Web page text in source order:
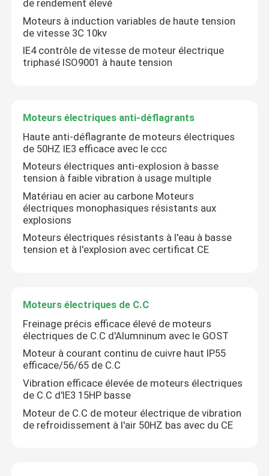
Produits
Vidéos
Au sujet de nous
Contrôle de qualité
Contactez-nous
Demandez une citation
Moteur électrique de rendement élevé
de rendement élevé
Moteurs à induction variables de haute tension
de vitesse 3C 10kv
IE4 contrôle de vitesse de moteur électrique
triphasé ISO9001 à haute tension
Moteurs électriques anti-déflagrants
Haute anti-déflagrante de moteurs électriques
de 50HZ IE3 efficace avec le ccc
Moteurs électriques anti-explosion à basse
tension à faible vibration à usage multiple
Matériau en acier au carbone Moteurs
électriques monophasiques résistants aux
explosions
Moteurs électriques résistants à l'eau à basse
tension et à l'explosion avec certificat CE
Moteurs électriques de C.C
Freinage précis efficace élevé de moteurs
électriques de C.C d'Alumninum avec le GOST
Moteur à courant continu de cuivre haut IP55
efficace/56/65 de C.C
Vibration efficace élevée de moteurs électriques
de C.C d'IE3 15HP basse
Moteur de C.C de moteur électrique de vibration
de refroidissement à l'air 50HZ bas avec du CE